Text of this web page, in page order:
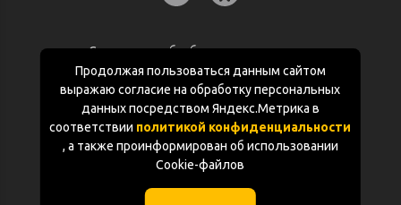
Продолжая пользоваться данным сайтом
выражаю согласие на обработку персональных
данных посредством Яндекс.Метрика в
соответствии политикой конфиденциальности
, а также проинформирован об использовании
Cookie-файлов
Согласие на обработку персональных
данных
Политика конфиденциальности
Документация